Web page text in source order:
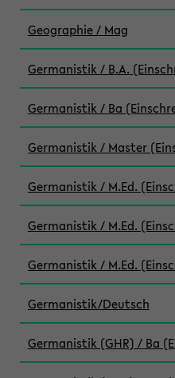
Geographie / Mag
Germanistik / B.A.
Germanistik / Ba
Germanistik / Master
Germanistik / M.Ed.
Germanistik / M.Ed.
Germanistik / M.Ed.
Germanistik/Deutsch
Germanistik (GHR) / Ba